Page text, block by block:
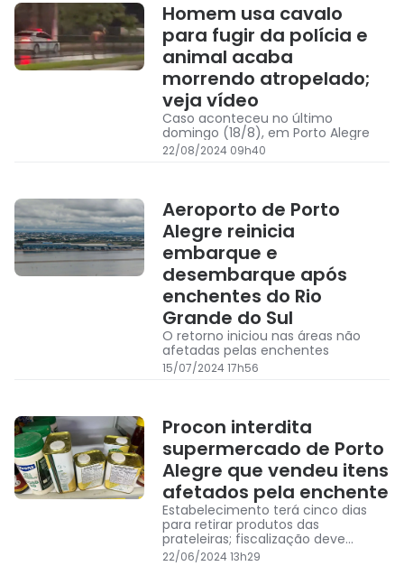
Homem usa cavalo
para fugir da polícia e
animal acaba
morrendo atropelado;
veja vídeo
Caso aconteceu no último
domingo (18/8), em Porto Alegre
22/08/2024 09h40
Aeroporto de Porto
Alegre reinicia
embarque e
desembarque após
enchentes do Rio
Grande do Sul
O retorno iniciou nas áreas não
afetadas pelas enchentes
15/07/2024 17h56
Procon interdita
supermercado de Porto
Alegre que vendeu itens
afetados pela enchente
Estabelecimento terá cinco dias
para retirar produtos das
prateleiras; fiscalização deve
continuar
22/06/2024 13h29